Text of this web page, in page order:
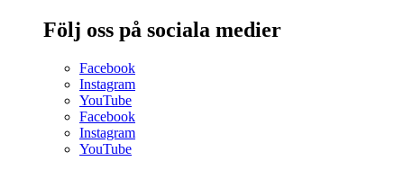
Följ oss på sociala medier
Facebook
Instagram
YouTube
Facebook
Instagram
YouTube